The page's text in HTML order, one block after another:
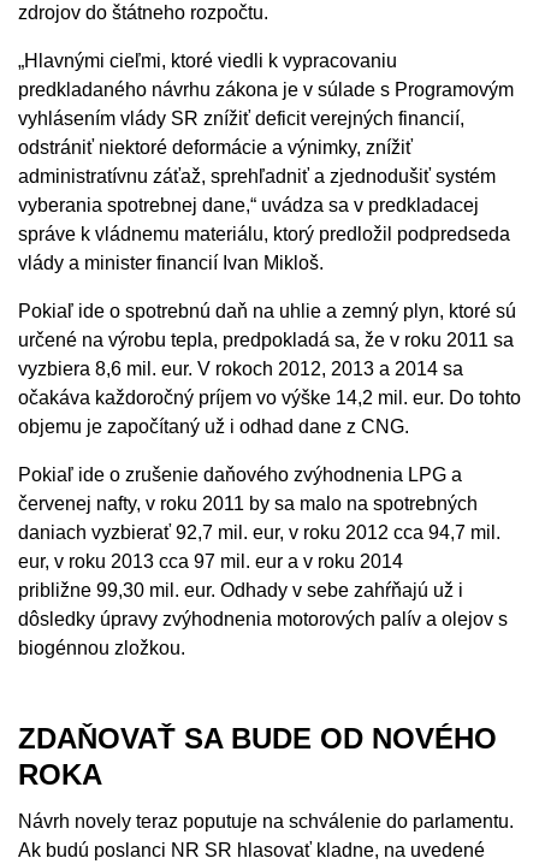
zdrojov do štátneho rozpočtu.
„Hlavnými cieľmi, ktoré viedli k vypracovaniu
predkladaného návrhu zákona je v súlade s Programovým
vyhlásením vlády SR znížiť deficit verejných financií,
odstrániť niektoré deformácie a výnimky, znížiť
administratívnu záťaž, sprehľadniť a zjednodušiť systém
vyberania spotrebnej dane,“ uvádza sa v predkladacej
správe k vládnemu materiálu, ktorý predložil podpredseda
vlády a minister financií Ivan Mikloš.
Pokiaľ ide o spotrebnú daň na uhlie a zemný plyn, ktoré sú
určené na výrobu tepla, predpokladá sa, že v roku 2011 sa
vyzbiera 8,6 mil. eur. V rokoch 2012, 2013 a 2014 sa
očakáva každoročný príjem vo výške 14,2 mil. eur. Do tohto
objemu je započítaný už i odhad dane z CNG.
Pokiaľ ide o zrušenie daňového zvýhodnenia LPG a
červenej nafty, v roku 2011 by sa malo na spotrebných
daniach vyzbierať 92,7 mil. eur, v roku 2012 cca 94,7 mil.
eur, v roku 2013 cca 97 mil. eur a v roku 2014
približne 99,30 mil. eur. Odhady v sebe zahŕňajú už i
dôsledky úpravy zvýhodnenia motorových palív a olejov s
biogénnou zložkou.
ZDAŇOVAŤ SA BUDE OD NOVÉHO
ROKA
Návrh novely teraz poputuje na schválenie do parlamentu.
Ak budú poslanci NR SR hlasovať kladne, na uvedené